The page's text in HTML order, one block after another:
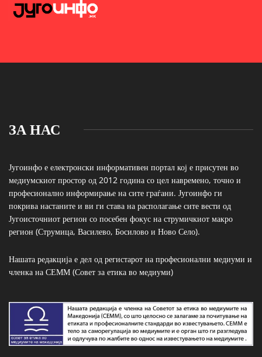
ЗА НАС
Југоинфо е електронски информативен портал кој е присутен во
медиумскиот простор од 2012 година со цел навремено, точно и
професионално информирање на сите граѓани. Југоинфо ги
покрива настаните и ви ги става на располагање сите вести од
Југоисточниот регион со посебен фокус на струмичкиот макро
регион (Струмица, Василево, Босилово и Ново Село).
Нашата редакција е дел од регистарот на професионални медиуми и
членка на СЕММ (Совет за етика во медиуми)